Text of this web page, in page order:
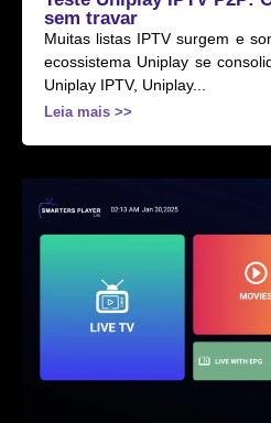
sem travar
Muitas listas IPTV surgem e
ecossistema Uniplay se
Uniplay IPTV, Uniplay...
Leia mais >>